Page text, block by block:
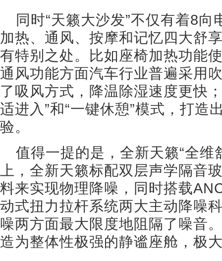
同时“天籁大沙发”不仅有着8
加热、通风、按摩和记忆四大舒
有特别之处。比如座椅加热功能
通风功能方面汽车行业普遍采用
了吸风方式，降温除湿速度更快
适进入”和“一键休憩”模式，打造
验。
值得一提的是，全新天籁“全维
上，全新天籁标配双层声学隔音
料来实现物理降噪，同时搭载
动式扭力拉杆系统两大主动降噪
噪两方面最大限度地阻隔了噪音
造为整体性极强的静谧座舱，极